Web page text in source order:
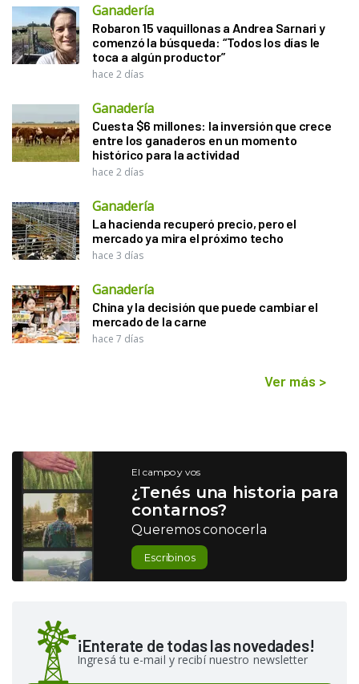
Ganadería
Robaron 15 vaquillonas a Andrea Sarnari y
comenzó la búsqueda: “Todos los días le
toca a algún productor”
hace 2 días
Ganadería
Cuesta $6 millones: la inversión que crece
entre los ganaderos en un momento
histórico para la actividad
hace 2 días
Ganadería
La hacienda recuperó precio, pero el
mercado ya mira el próximo techo
hace 3 días
Ganadería
China y la decisión que puede cambiar el
mercado de la carne
hace 7 días
Ver más >
El campo y vos
¿Tenés una historia para
contarnos?
Queremos conocerla
Escribinos
¡Enterate de todas las novedades!
Ingresá tu e-mail y recibí nuestro newsletter